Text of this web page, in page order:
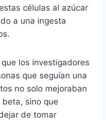
células al azúcar
a una ingesta
los investigadores
que seguían una
no solo mejoraban
sino que
de tomar